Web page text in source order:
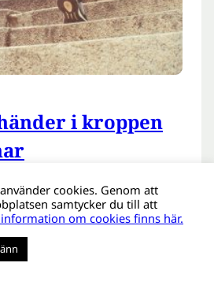
i kroppen
som händer i kroppen
podd träffar vi forskare
som har studerat
på hjärtat och hur generna
cookies. Genom att
samtycker du till att
om cookies finns här.